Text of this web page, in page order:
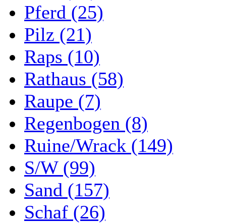
Pferd (25)
Pilz (21)
Raps (10)
Rathaus (58)
Raupe (7)
Regenbogen (8)
Ruine/Wrack (149)
S/W (99)
Sand (157)
Schaf (26)